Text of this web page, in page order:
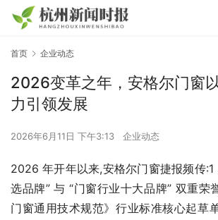
首页 企业动态
2026变革之年，安格尔门窗
力引领发展
2026年6月11日 下午3:13 企业动态
2026 年开年以来,安格尔门窗捷报频传:1
选品牌” 与 “门窗行业十大品牌” 双重荣
门窗通用技术规范》行业标准核心起草